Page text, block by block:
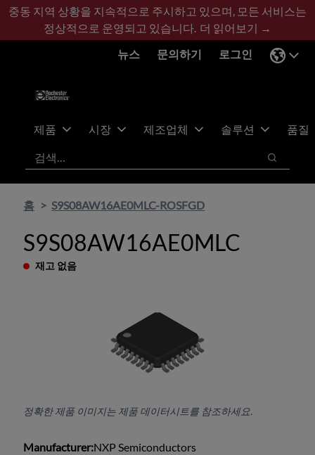
기
콘
바
글
중동 지역 상황을 지속적으로 주시하고 있으며, 모든 서비스는
정상적으로 운영되고 있습니다. 더 읽어보기 →
뉴스
문의하기 로그인
제품 시장 제조업체 솔루션
품질
검색
검색
홈 S9S08AW16AE0MLC-ROSFGD
S9S08AW16AE0MLC
재고 없음
정확한 제품 이미지는 제품 데이터시트를 참조하세요.
Manufacturer:NXP Semiconductors